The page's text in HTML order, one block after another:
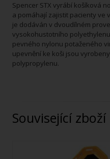
Spencer STX vyrábí košíková
a pomáhají zajistit pacienty ve
je dodáván v dvoudílném
vysokohustotního
pevného nylonu potaženého
upevnění ke koši jsou
polypropylenu.
Související zboží